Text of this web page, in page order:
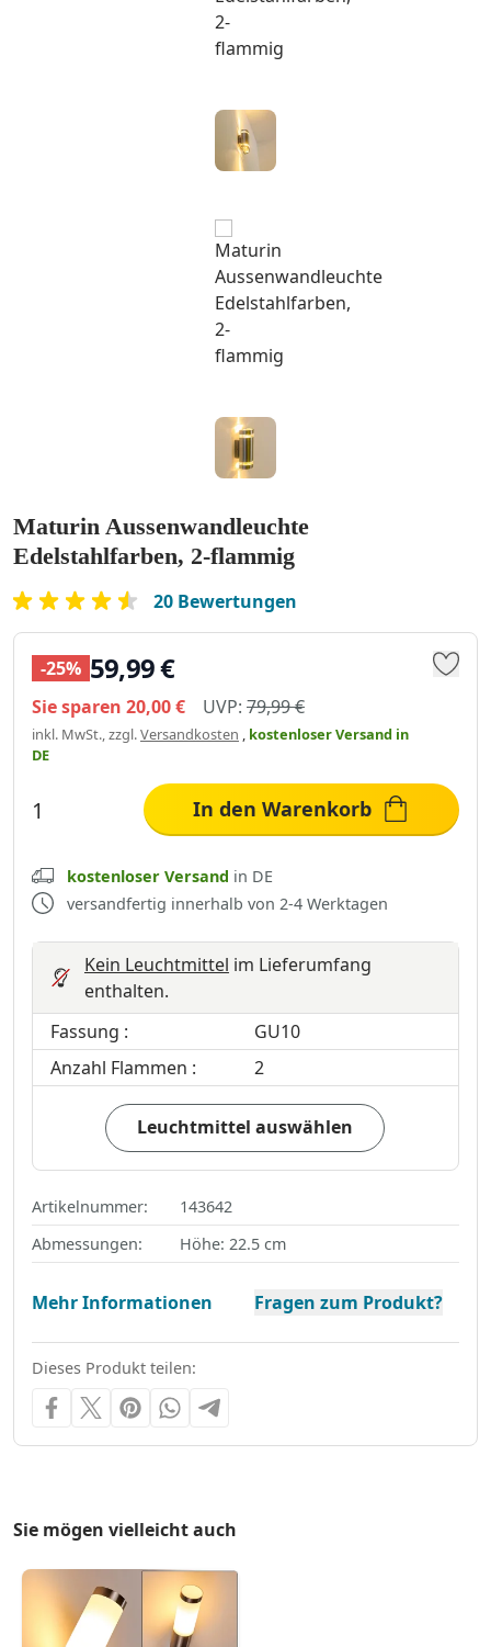
Maturin Aussenwandleuchte
Edelstahlfarben, 2-flammig
20 Bewertungen
-25% 59,99 €
Sie sparen 20,00 € UVP: 79,99 €
inkl. MwSt., zzgl.Versandkosten , kostenloser Versand in
DE
In den Warenkorb
kostenloser Versand in DE
versandfertig innerhalb von 2-4 Werktagen
Kein Leuchtmittel im Lieferumfang
enthalten.
Fassung :
GU10
Anzahl Flammen :
2
Leuchtmittel auswählen
Artikelnummer:
143642
Abmessungen:
Höhe: 22.5 cm
Mehr Informationen Fragen zum Produkt?
Dieses Produkt teilen:
Sie mögen vielleicht auch